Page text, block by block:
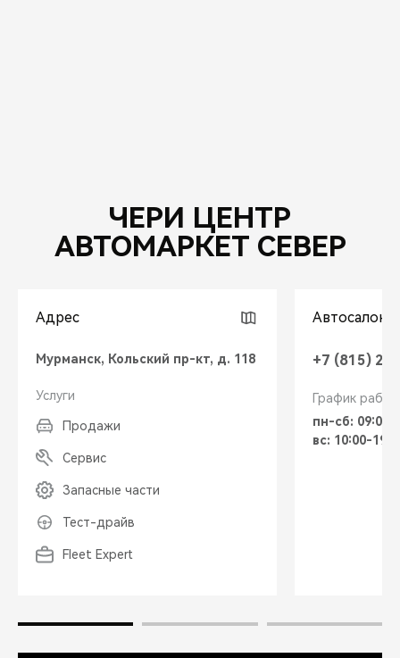
ЧЕРИ ЦЕНТР
АВТОМАРКЕТ СЕВЕР
Адрес
Мурманск, Кольский пр-кт, д. 118
Услуги
Продажи
Сервис
Запасные части
Тест-драйв
Fleet Expert
Автосалон
+7 (815)
График
пн-сб: 09:00-
вс: 10:00-